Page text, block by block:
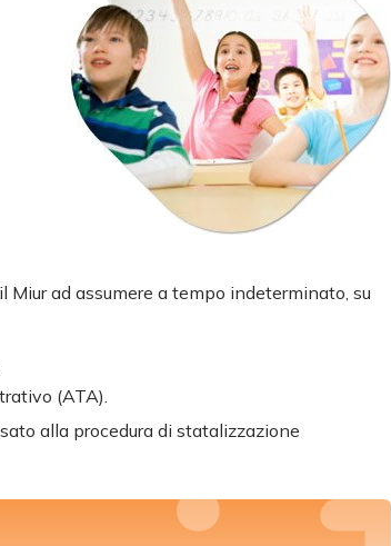
ad assumere a tempo indeterminato, su
(ATA).
alla procedura di statalizzazione